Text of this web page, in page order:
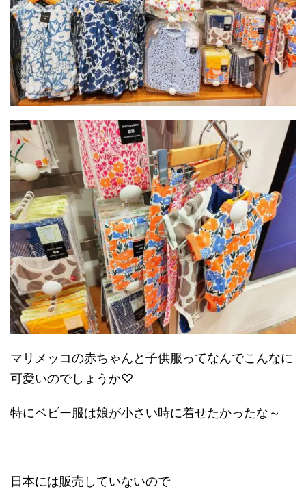
マリメッコの赤ちゃんと子供服ってなんでこんなに
可愛いのでしょうか♡
特にベビー服は娘が小さい時に着せたかったな～
日本には販売していないので